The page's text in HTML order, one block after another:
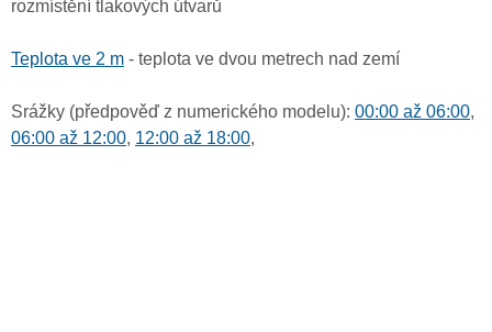
rozmístění tlakových útvarů
Teplota ve 2 m - teplota ve dvou metrech nad zemí
Srážky (předpověď z numerického modelu): 00:00 až 06:00,
06:00 až 12:00, 12:00 až 18:00,